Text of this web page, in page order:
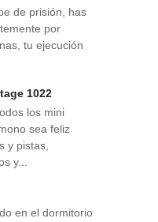
de prisión, has
por
tu ejecución
1022
los mini
sea feliz
y pistas,
y...
en el dormitorio